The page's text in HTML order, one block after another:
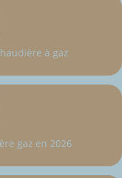
à gaz
gaz en 2026